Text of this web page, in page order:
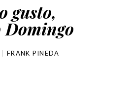
gusto,
Domingo
FRANK PINEDA